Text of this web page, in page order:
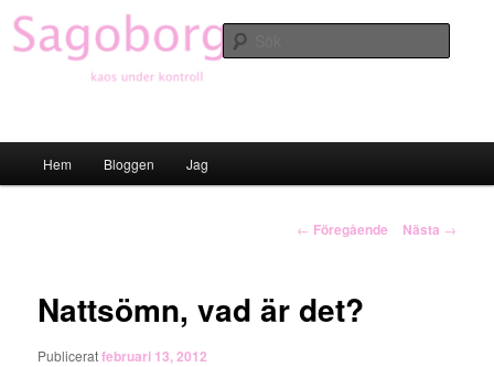
Hoppa
till
primärt
Hem Bloggen Jag
Inläggsnavigering
← Föregående Nästa →
Nattsömn, vad är det?
Publiceratfebruari 13, 2012